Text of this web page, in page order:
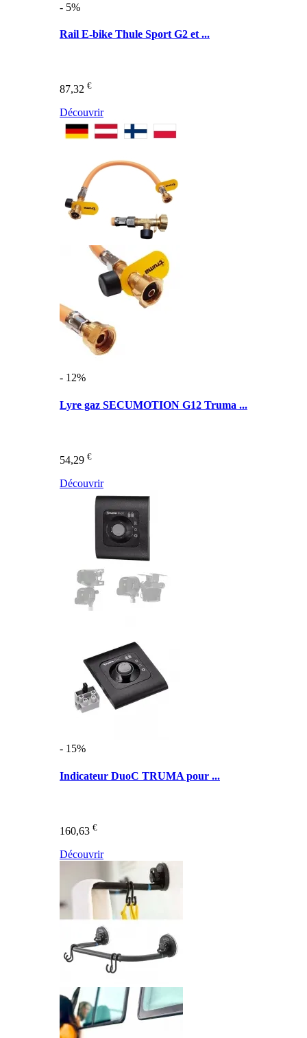
- 5%
Rail E-bike Thule Sport G2 et ...
87,32 €
Découvrir
- 12%
Lyre gaz SECUMOTION G12 Truma ...
54,29 €
Découvrir
- 15%
Indicateur DuoC TRUMA pour ...
160,63 €
Découvrir